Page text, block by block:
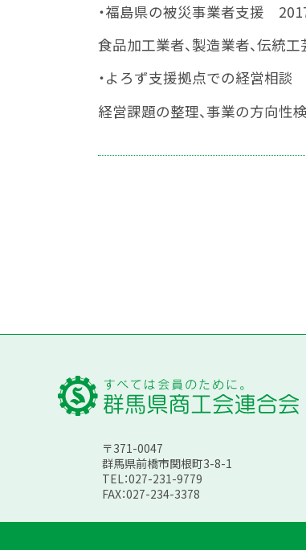
・福島県の被災事業者支援
食品加工業者、製造業者、伝統
・よろず支援拠点での経営相
経営課題の整理、事業の方向性
〒371-0047
群馬県前橋市関根町3-8-1
TEL：027-231-9779
FAX：027-234-3378